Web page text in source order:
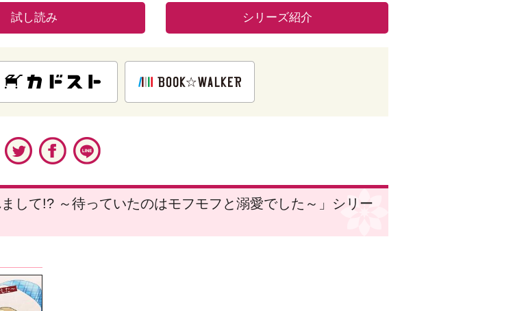
試し読み シリーズ紹介
して!? ～待っていたのはモフモフと溺愛でした～」シリー